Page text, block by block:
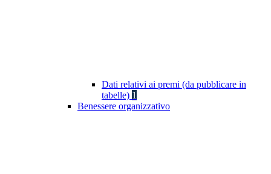
Dati relativi ai premi (da pubblicare in
tabelle) 1
Benessere organizzativo